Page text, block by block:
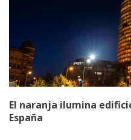
El naranja ilumina
España